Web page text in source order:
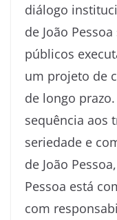
diálogo
de João
públicos
um projeto de
de longo
sequência aos
seriedade e
de João
Pessoa está
com